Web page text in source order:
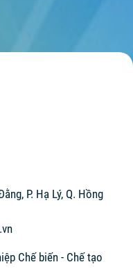
P. Hạ Lý, Q. Hồng
Chế biến - Chế tạo